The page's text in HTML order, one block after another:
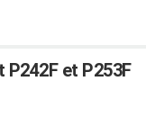
et P253F